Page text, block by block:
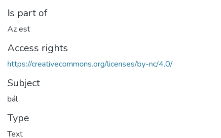
Is part of
Az est
Access rights
https://creativecommons.org/licenses/by-nc/4.0/
Subject
bál
Type
Text